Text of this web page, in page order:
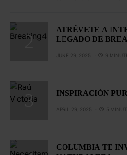
ATRÉVETE A
LEGADO DE
JUNE 29, 2025 9
INSPIRACIÓN
APRIL 29, 2025 5
COLUMBIA TE